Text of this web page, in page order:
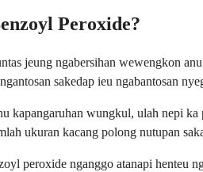
Peroxide?
jeung ngabersihan wewengkon
sakedap ieu ngabantosan
kapangaruhan wungkul, ulah nepi
ukuran kacang polong nutupan
peroxide nganggo atanapi henteu